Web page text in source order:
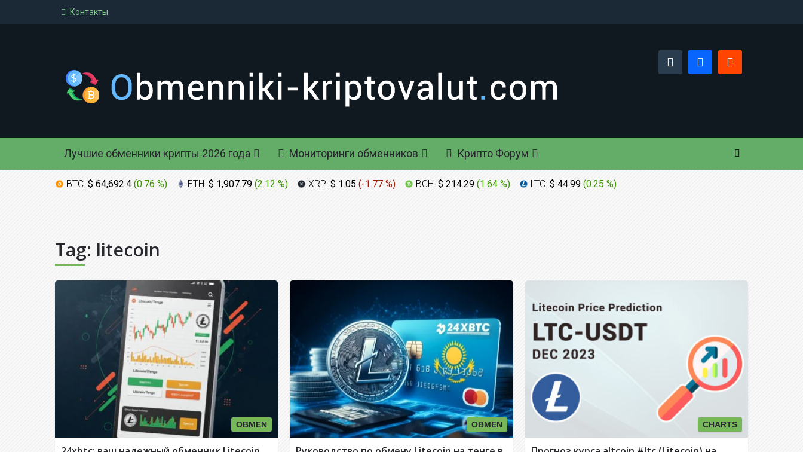
Контакты
Лучшие обменники крипты 2026 года Мониторинги обменников Крипто Форум
BTC: $ 64,692.4 (0.76 %) ETH: $ 1,907.79 (2.12 %) XRP: $ 1.05 (-1.77 %) BCH: $ 214.29 (1.64 %) LTC: $ 44.99 (0.25 %)
Tag: litecoin
OBMEN OBMEN CHARTS